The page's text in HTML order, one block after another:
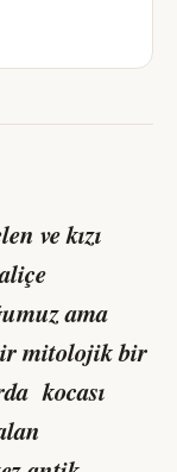
ve kızı
ama
mitolojik bir
kocası